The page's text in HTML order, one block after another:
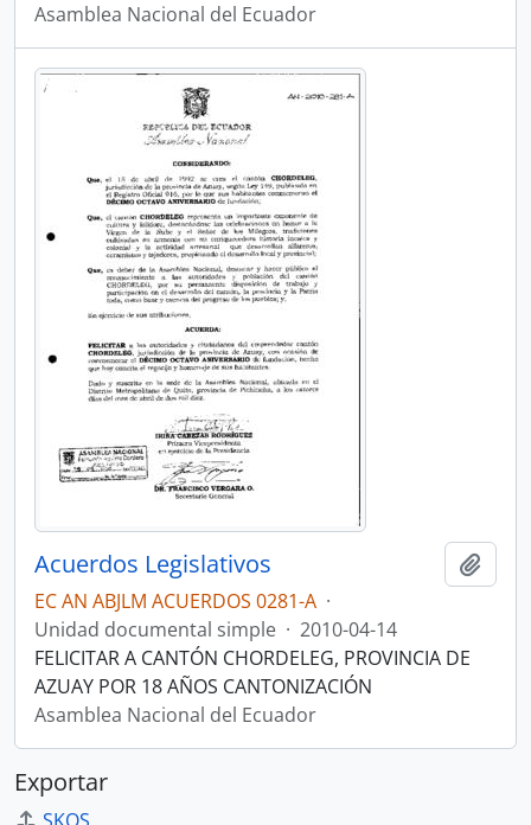
Asamblea Nacional del Ecuador
Acuerdos Legislativos
EC AN ABJLM ACUERDOS 0281-A ·
Unidad documental simple · 2010-04-14
FELICITAR A CANTÓN CHORDELEG, PROVINCIA DE
AZUAY POR 18 AÑOS CANTONIZACIÓN
Asamblea Nacional del Ecuador
Exportar